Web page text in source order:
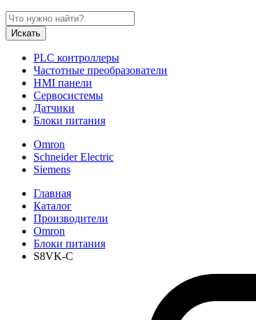
PLC контроллеры
Частотные преобразователи
HMI панели
Сервосистемы
Датчики
Блоки питания
Omron
Schneider Electric
Siemens
Главная
Каталог
Производители
Omron
Блоки питания
S8VK-C